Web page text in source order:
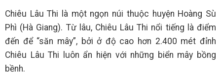
Chiêu Lâu Thi là một ngọn núi thuộc huyện Hoàng Sù
Phì (Hà Giang). Từ lâu, Chiêu Lâu Thi nổi tiếng là điểm
đến để “săn mây”, bởi ở độ cao hơn 2.400 mét đỉnh
Chiêu Lâu Thi luôn ẩn hiện với những biển mây bồng
bềnh.